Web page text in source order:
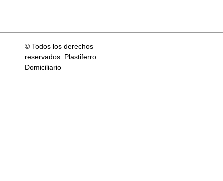
© Todos los derechos
reservados. Plastiferro
Domiciliario